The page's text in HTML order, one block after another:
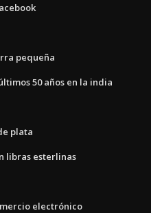
pequeña
50 años en la india
plata
libras esterlinas
electrónico